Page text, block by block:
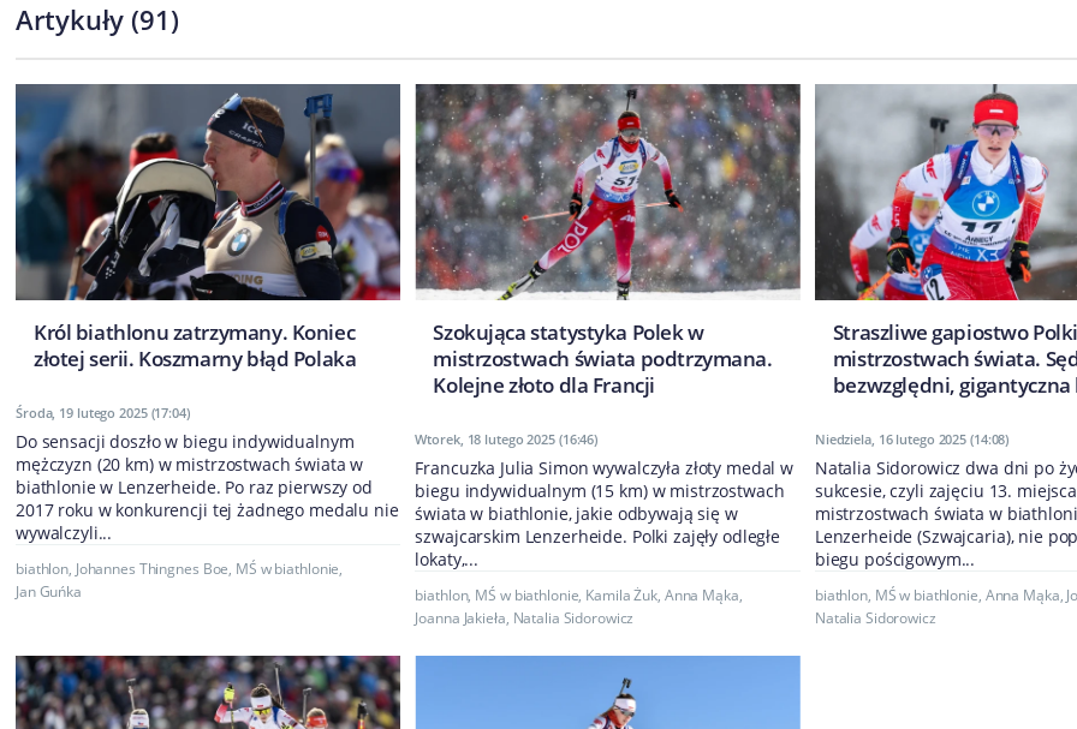
Artykuły (91)
Król biathlonu zatrzymany. Koniec
złotej serii. Koszmarny błąd Polaka
Środa, 19 lutego 2025 (17:04)
Do sensacji doszło w biegu indywidualnym
mężczyzn (20 km) w mistrzostwach świata w
biathlonie w Lenzerheide. Po raz pierwszy od
2017 roku w konkurencji tej żadnego medalu nie
wywalczyli...
biathlon, Johannes Thingnes Boe, MŚ w biathlonie,
Jan Guńka
Szokująca statystyka Polek w
mistrzostwach świata podtrzymana.
Kolejne złoto dla Francji
Wtorek, 18 lutego 2025 (16:46)
Francuzka Julia Simon wywalczyła złoty medal w
biegu indywidualnym (15 km) w mistrzostwach
świata w biathlonie, jakie odbywają się w
szwajcarskim Lenzerheide. Polki zajęły odległe
lokaty,...
biathlon, MŚ w biathlonie, Kamila Żuk, Anna Mąka,
Joanna Jakieła, Natalia Sidorowicz
Straszliwe gapiostwo
mistrzostwach świata.
bezwzględni, gigantyczna
Niedziela, 16 lutego 2025 (14:08)
Natalia Sidorowicz dwa dni po
sukcesie, czyli zajęciu 13.
mistrzostwach świata w
Lenzerheide (Szwajcaria), nie
biegu pościgowym...
biathlon, MŚ w biathlonie, Anna Mąka,
Natalia Sidorowicz